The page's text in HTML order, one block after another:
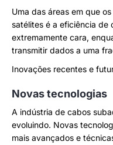
Uma das áreas em que
satélites é a eficiência de
extremamente cara,
transmitir dados a uma
Inovações recentes e
Novas tecnologias
A indústria de cabos
evoluindo. Novas
mais avançados e